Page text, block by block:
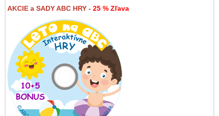
AKCIE a SADY ABC HRY - 25 % Zľava